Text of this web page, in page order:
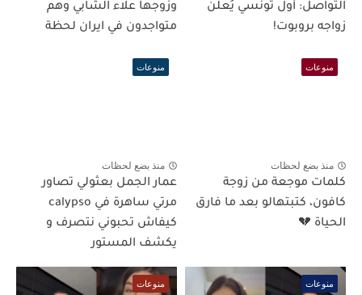
التواصل: أول تونسي يُعلن
زواجه بروبوت!
وزوجها علاء الشابي وهم
متواجدون في ايران لحظة
منوعات
منذ بضع لحظات
كلمات موجعة من زوجة
كافون، كتبتهالو بعد ما فارق
الحياة 💔
منوعات
منذ بضع لحظات
عمار الجمل بعثولي تصاور
مرتي ساهرة في calypso
كيفاش تحبوني نتصرف و
يكشف المستور
منوعات منوعات